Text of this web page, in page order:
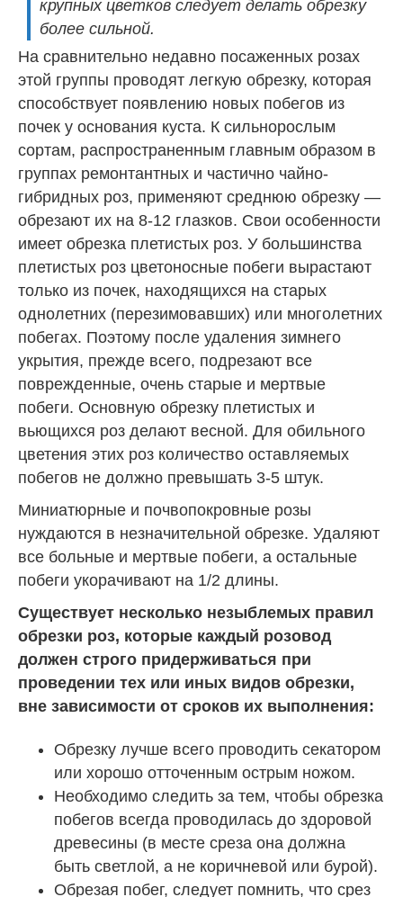
крупных цветков следует делать обрезку
более сильной.
На сравнительно недавно посаженных розах
этой группы проводят легкую обрезку, которая
способствует появлению новых побегов из
почек у основания куста. К сильнорослым
сортам, распространенным главным образом в
группах ремонтантных и частично чайно-
гибридных роз, применяют среднюю обрезку —
обрезают их на 8-12 глазков. Свои особенности
имеет обрезка плетистых роз. У большинства
плетистых роз цветоносные побеги вырастают
только из почек, находящихся на старых
однолетних (перезимовавших) или многолетних
побегах. Поэтому после удаления зимнего
укрытия, прежде всего, подрезают все
поврежденные, очень старые и мертвые
побеги. Основную обрезку плетистых и
вьющихся роз делают весной. Для обильного
цветения этих роз количество оставляемых
побегов не должно превышать 3-5 штук.
Миниатюрные и почвопокровные розы
нуждаются в незначительной обрезке. Удаляют
все больные и мертвые побеги, а остальные
побеги укорачивают на 1/2 длины.
Существует несколько незыблемых правил
обрезки роз, которые каждый розовод
должен строго придерживаться при
проведении тех или иных видов обрезки,
вне зависимости от сроков их выполнения:
Обрезку лучше всего проводить секатором
или хорошо отточенным острым ножом.
Необходимо следить за тем, чтобы обрезка
побегов всегда проводилась до здоровой
древесины (в месте среза она должна
быть светлой, а не коричневой или бурой).
Обрезая побег, следует помнить, что срез